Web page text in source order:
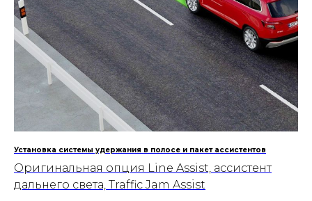
Установка системы удержания в полосе и пакет ассистентов
Оригинальная опция Line Assist, ассистент
дальнего света, Traffic Jam Assist